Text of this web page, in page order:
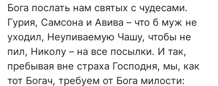
Бога послать нам святых с чудесами.
Гурия, Самсона и Авива – что б муж не
уходил, Неупиваемую Чашу, чтобы не
пил, Николу – на все посылки. И так,
пребывая вне страха Господня, мы, как
тот Богач, требуем от Бога милости: